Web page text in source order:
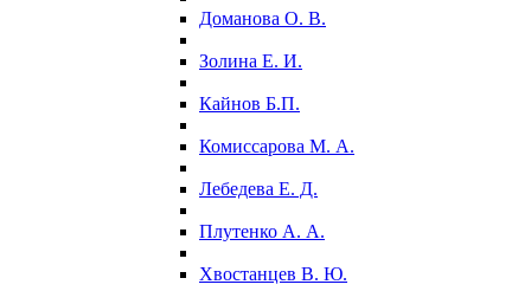
Доманова О. В.
Золина Е. И.
Кайнов Б.П.
Комиссарова М. А.
Лебедева Е. Д.
Плутенко А. А.
Хвостанцев В. Ю.